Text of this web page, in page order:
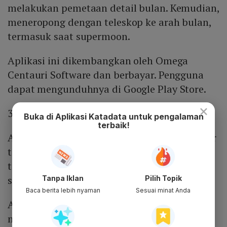
melakukan pemetaan detail bulan. Kemudian,
meneropong dengan teleskop ke arah bulan,
termasuk saat supermoon.
Aplikasi ini dikembangkan oleh Omega
Centauri Software dan berbayar. Pengguna
dapat mengunduhnya di Google Play Store.
3. Moon Globe
Aplikasi ini juga dapat menampilkan gambar
tiga dimensi atau 3D secara
real time
termasuk untuk memantau fenomena
supermoon.
Aplikasi ini juga berbayar namun lebih
murah dan lebih ringan dibandingkan
×
Buka di Aplikasi Katadata untuk pengalaman
terbaik!
Tanpa Iklan
Baca berita lebih nyaman
Pilih Topik
Sesuai minat Anda